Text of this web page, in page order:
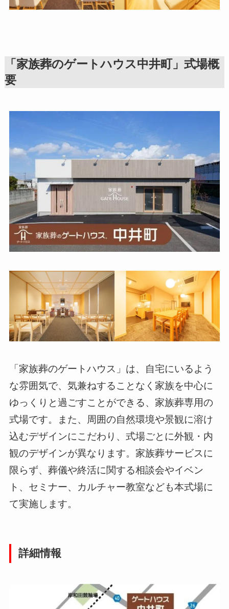
「家族葬のゲートハウス中井町」式場概
要
「家族葬のゲートハウス」は、自宅にいるよう
な雰囲気で、気兼ねすることなく家族を中心に
ゆっくりと過ごすことができる、家族葬専用の
式場です。また、周囲の自然環境や景観に溶け
込むデザインにこだわり、式場ごとに外観・内
観のデザインが異なります。家族葬サービスに
限らず、葬儀や終活に関する相談会やイベン
ト、セミナー、カルチャー教室なども本式場に
て実施します。
詳細情報